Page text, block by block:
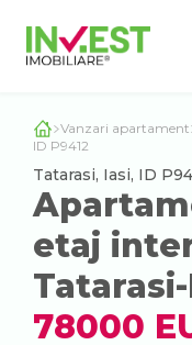
Vanzari apartament
ID P9412
Tatarasi, Iasi, ID
etaj
78000